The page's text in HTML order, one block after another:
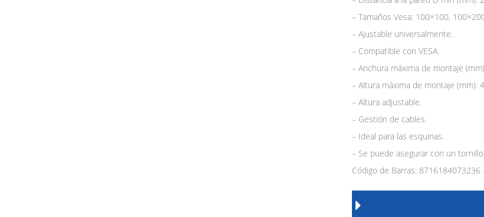
– Tamaños Vesa: 100×100,
– Ajustable universalmente.
– Compatible con VESA.
– Anchura máxima de montaje
– Altura máxima de montaje (mm):
– Altura adjustable.
– Gestión de cables.
– Ideal para las esquinas.
– Se puede asegurar con un tornillo.
Código de Barras: 8716184073236